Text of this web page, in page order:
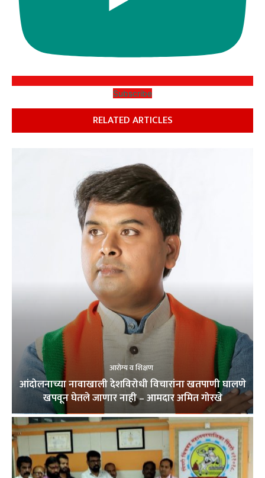
Subscribe
RELATED ARTICLES
आरोग्य व शिक्षण
आंदोलनाच्या नावाखाली देशविरोधी विचारांना खतपाणी घालणे
खपवून घेतले जाणार नाही – आमदार अमित गोरखे